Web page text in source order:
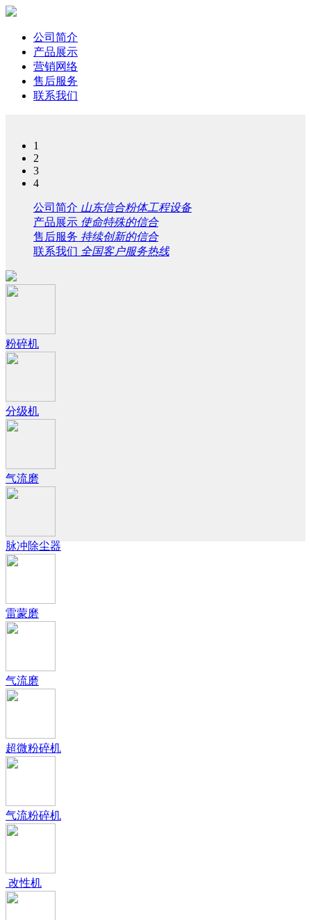
公司简介
产品展示
营销网络
售后服务
联系我们
1
2
3
4
公司简介 山东信合粉体工程设备
产品展示 使命特殊的信合
售后服务 持续创新的信合
联系我们 全国客户服务热线
粉碎机
分级机
气流磨
脉冲除尘器
雷蒙磨
气流磨
超微粉碎机
气流粉碎机
改性机